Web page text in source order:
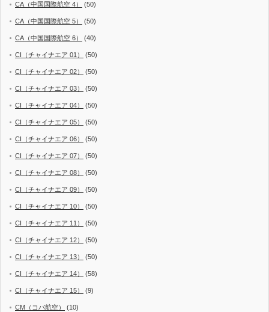
CA（中国国際航空 4） (50)
CA（中国国際航空 5） (50)
CA（中国国際航空 6） (40)
CI（チャイナエア 01） (50)
CI（チャイナエア 02） (50)
CI（チャイナエア 03） (50)
CI（チャイナエア 04） (50)
CI（チャイナエア 05） (50)
CI（チャイナエア 06） (50)
CI（チャイナエア 07） (50)
CI（チャイナエア 08） (50)
CI（チャイナエア 09） (50)
CI（チャイナエア 10） (50)
CI（チャイナエア 11） (50)
CI（チャイナエア 12） (50)
CI（チャイナエア 13） (50)
CI（チャイナエア 14） (58)
CI（チャイナエア 15） (9)
CM（コパ航空） (10)